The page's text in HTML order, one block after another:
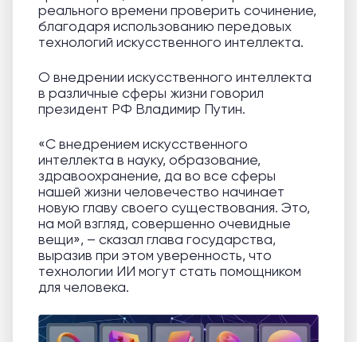
реального времени проверить сочинение,
благодаря использованию передовых
технологий искусственного интеллекта.
О внедрении искусственного интеллекта
в различные сферы жизни говорил
президент РФ Владимир Путин.
«С внедрением искусственного
интеллекта в науку, образование,
здравоохранение, да во все сферы
нашей жизни человечество начинает
новую главу своего существования. Это,
на мой взгляд, совершенно очевидные
вещи», – сказал глава государства,
выразив при этом уверенность, что
технологии ИИ могут стать помощником
для человека.